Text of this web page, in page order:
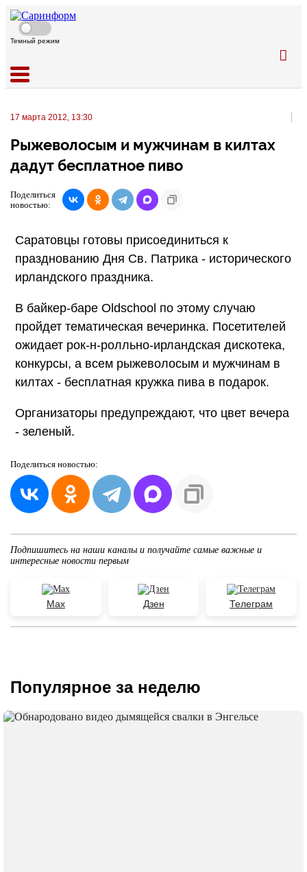
Темный режим
17 марта 2012, 13:30
Рыжеволосым и мужчинам в килтах
дадут бесплатное пиво
Поделиться
новостью:
Саратовцы готовы присоединиться к
празднованию Дня Св. Патрика - исторического
ирландского праздника.
В байкер-баре Oldschool по этому случаю
пройдет тематическая вечеринка. Посетителей
ожидает рок-н-ролльно-ирландская дискотека,
конкурсы, а всем рыжеволосым и мужчинам в
килтах - бесплатная кружка пива в подарок.
Организаторы предупреждают, что цвет вечера
- зеленый.
Поделиться новостью:
Подпишитесь на наши каналы и получайте самые важные и
интересные новости первым
Max Дзен Телеграм
Популярное за неделю